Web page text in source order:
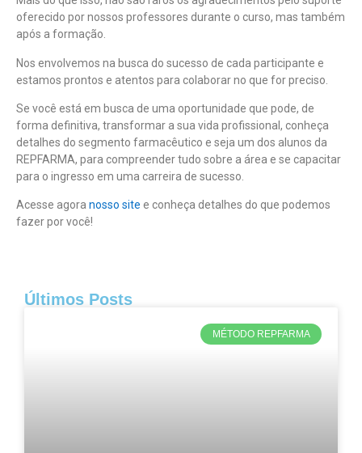
oferecido por nossos professores durante o curso, mas também
após a formação.
Nos envolvemos na busca do sucesso de cada participante e
estamos prontos e atentos para colaborar no que for preciso.
Se você está em busca de uma oportunidade que pode, de
forma definitiva, transformar a sua vida profissional, conheça
detalhes do segmento farmacêutico e seja um dos alunos da
REPFARMA, para compreender tudo sobre a área e se capacitar
para o ingresso em uma carreira de sucesso.
Acesse agora nosso site e conheça detalhes do que podemos
fazer por você!
Últimos Posts
MÉTODO REPFARMA